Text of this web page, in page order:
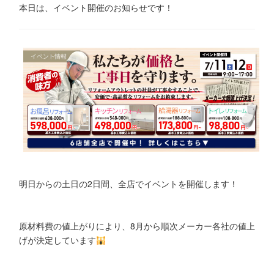
本日は、イベント開催のお知らせです！
明日からの土日の2日間、全店でイベントを開催します！
原材料費の値上がりにより、8月から順次メーカー各社の値上
げが決定しています